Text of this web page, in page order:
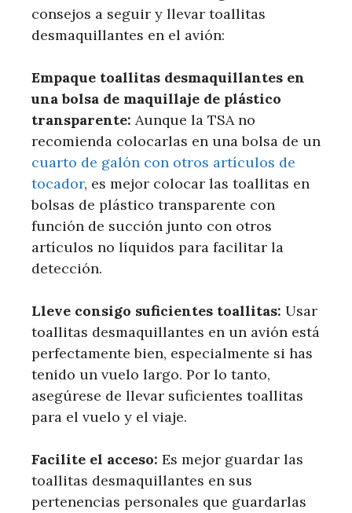
consejos a seguir y llevar toallitas
desmaquillantes en el avión:
Empaque toallitas desmaquillantes en
una bolsa de maquillaje de plástico
transparente: Aunque la TSA no
recomienda colocarlas en una bolsa de un
cuarto de galón con otros artículos de
tocador, es mejor colocar las toallitas en
bolsas de plástico transparente con
función de succión junto con otros
artículos no líquidos para facilitar la
detección.
Lleve consigo suficientes toallitas: Usar
toallitas desmaquillantes en un avión está
perfectamente bien, especialmente si has
tenido un vuelo largo. Por lo tanto,
asegúrese de llevar suficientes toallitas
para el vuelo y el viaje.
Facilite el acceso: Es mejor guardar las
toallitas desmaquillantes en sus
pertenencias personales que guardarlas